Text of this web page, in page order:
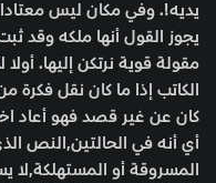
يديه!. وفي مكان ليس
يجوز القول أنها ملكه وقد
مقولة قوية نرتكن إليها. أولا
الكاتب إذا ما كان نقل
كان عن غير قصد فهو أعاد
أي أنه في الحالتين,النص
المسروقة أو